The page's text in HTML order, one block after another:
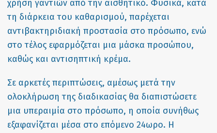
χρήση γαντιών από την αισθητικό. Φυσικά, κατά
τη διάρκεια του καθαρισμού, παρέχεται
αντιβακτηριδιακή προστασία στο πρόσωπο, ενώ
στο τέλος εφαρμόζεται μια μάσκα προσώπου,
καθώς και αντισηπτική κρέμα.
Σε αρκετές περιπτώσεις, αμέσως μετά την
ολοκλήρωση της διαδικασίας θα διαπιστώσετε
μια υπεραιμία στο πρόσωπο, η οποία συνήθως
εξαφανίζεται μέσα στο επόμενο 24ωρο. Η